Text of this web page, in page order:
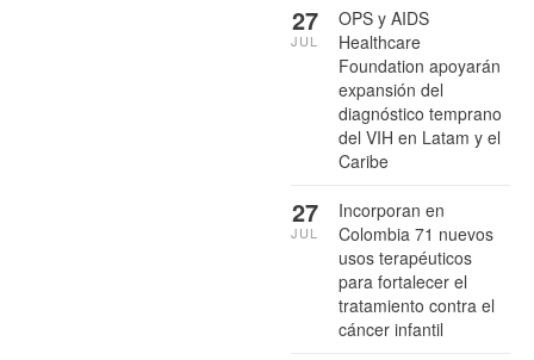
OPS y AIDS
Healthcare
Foundation apoyarán
expansión del
diagnóstico temprano
del VIH en Latam y el
Caribe
27
JUL
Incorporan en
Colombia 71 nuevos
usos terapéuticos
para fortalecer el
tratamiento contra el
cáncer infantil
27
JUL